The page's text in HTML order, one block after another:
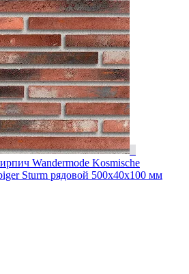
Wandermode Kosmische
Sturm рядовой 500x40x100 мм